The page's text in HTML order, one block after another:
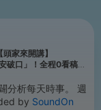
家來開講】
口」！全程0看稿嗆
分析每天時事。 週
provided by SoundOn